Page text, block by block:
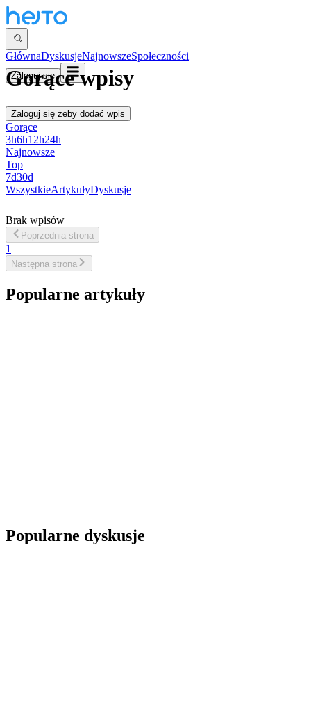
GłównaDyskusjeNajnowszeSpołeczności
Zaloguj się
Gorące wpisy
Zaloguj się żeby dodać wpis
Gorące
3h6h12h24h
Najnowsze
Top
7d30d
WszystkieArtykułyDyskusje
Brak wpisów
Poprzednia strona
1
Następna strona
Popularne artykuły
Popularne dyskusje